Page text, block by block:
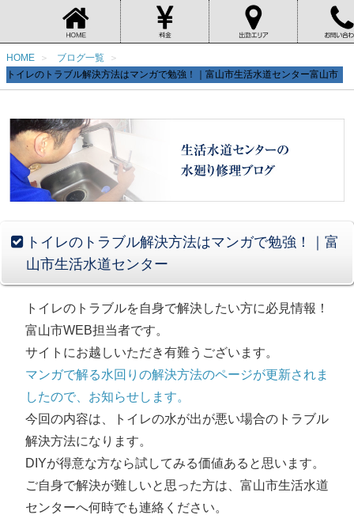
HOME
ブログ一覧
トイレのトラブル解決方法はマンガで勉強！｜富山市生活水道センター富山市
トイレのトラブル解決方法はマンガで勉強！｜富
山市生活水道センター
トイレのトラブルを自身で解決したい方に必見情報！
富山市WEB担当者です。
サイトにお越しいただき有難うございます。
マンガで解る水回りの解決方法のページが更新されま
したので、お知らせします。
今回の内容は、トイレの水が出が悪い場合のトラブル
解決方法になります。
DIYが得意な方なら試してみる価値あると思います。
ご自身で解決が難しいと思った方は、富山市生活水道
センターへ何時でも連絡ください。